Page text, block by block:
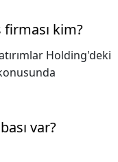
kim?
Holding'deki
var?